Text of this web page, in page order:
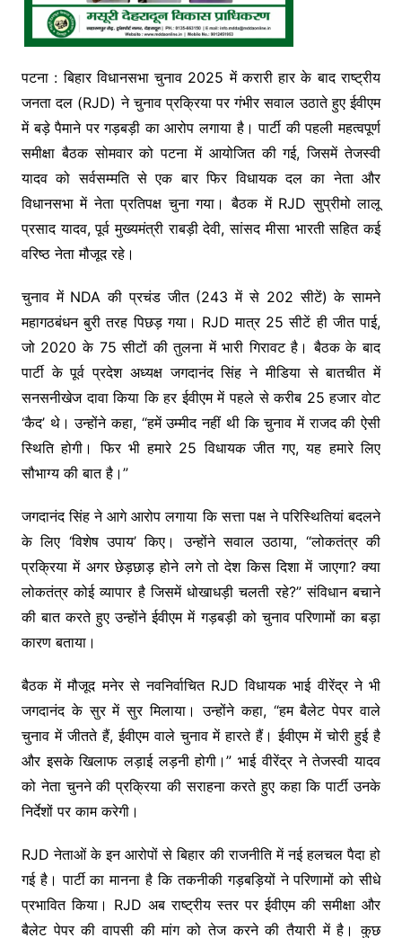
पटना : बिहार विधानसभा चुनाव 2025 में करारी हार के बाद राष्ट्रीय
जनता दल (RJD) ने चुनाव प्रक्रिया पर गंभीर सवाल उठाते हुए ईवीएम
में बड़े पैमाने पर गड़बड़ी का आरोप लगाया है। पार्टी की पहली महत्वपूर्ण
समीक्षा बैठक सोमवार को पटना में आयोजित की गई, जिसमें तेजस्वी
यादव को सर्वसम्मति से एक बार फिर विधायक दल का नेता और
विधानसभा में नेता प्रतिपक्ष चुना गया। बैठक में RJD सुप्रीमो लालू
प्रसाद यादव, पूर्व मुख्यमंत्री राबड़ी देवी, सांसद मीसा भारती सहित कई
वरिष्ठ नेता मौजूद रहे।
चुनाव में NDA की प्रचंड जीत (243 में से 202 सीटें) के सामने
महागठबंधन बुरी तरह पिछड़ गया। RJD मात्र 25 सीटें ही जीत पाई,
जो 2020 के 75 सीटों की तुलना में भारी गिरावट है। बैठक के बाद
पार्टी के पूर्व प्रदेश अध्यक्ष जगदानंद सिंह ने मीडिया से बातचीत में
सनसनीखेज दावा किया कि हर ईवीएम में पहले से करीब 25 हजार वोट
‘कैद’ थे। उन्होंने कहा, “हमें उम्मीद नहीं थी कि चुनाव में राजद की ऐसी
स्थिति होगी। फिर भी हमारे 25 विधायक जीत गए, यह हमारे लिए
सौभाग्य की बात है।”
जगदानंद सिंह ने आगे आरोप लगाया कि सत्ता पक्ष ने परिस्थितियां बदलने
के लिए ‘विशेष उपाय’ किए। उन्होंने सवाल उठाया, “लोकतंत्र की
प्रक्रिया में अगर छेड़छाड़ होने लगे तो देश किस दिशा में जाएगा? क्या
लोकतंत्र कोई व्यापार है जिसमें धोखाधड़ी चलती रहे?” संविधान बचाने
की बात करते हुए उन्होंने ईवीएम में गड़बड़ी को चुनाव परिणामों का बड़ा
कारण बताया।
बैठक में मौजूद मनेर से नवनिर्वाचित RJD विधायक भाई वीरेंद्र ने भी
जगदानंद के सुर में सुर मिलाया। उन्होंने कहा, “हम बैलेट पेपर वाले
चुनाव में जीतते हैं, ईवीएम वाले चुनाव में हारते हैं। ईवीएम में चोरी हुई है
और इसके खिलाफ लड़ाई लड़नी होगी।” भाई वीरेंद्र ने तेजस्वी यादव
को नेता चुनने की प्रक्रिया की सराहना करते हुए कहा कि पार्टी उनके
निर्देशों पर काम करेगी।
RJD नेताओं के इन आरोपों से बिहार की राजनीति में नई हलचल पैदा हो
गई है। पार्टी का मानना है कि तकनीकी गड़बड़ियों ने परिणामों को सीधे
प्रभावित किया। RJD अब राष्ट्रीय स्तर पर ईवीएम की समीक्षा और
बैलेट पेपर की वापसी की मांग को तेज करने की तैयारी में है। कुछ